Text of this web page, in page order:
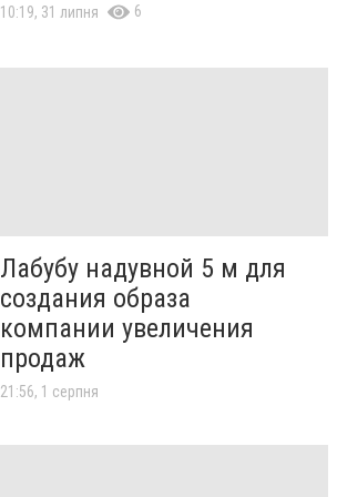
10:19, 31 липня 6
Лабубу надувной 5 м для
создания образа
компании увеличения
продаж
21:56, 1 серпня